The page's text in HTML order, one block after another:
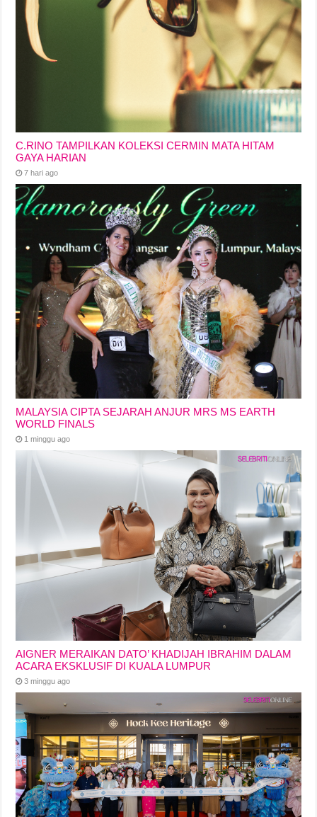
C.RINO TAMPILKAN KOLEKSI CERMIN MATA HITAM
GAYA HARIAN
7 hari ago
MALAYSIA CIPTA SEJARAH ANJUR MRS MS EARTH
WORLD FINALS
1 minggu ago
AIGNER MERAIKAN DATO’ KHADIJAH IBRAHIM DALAM
ACARA EKSKLUSIF DI KUALA LUMPUR
3 minggu ago